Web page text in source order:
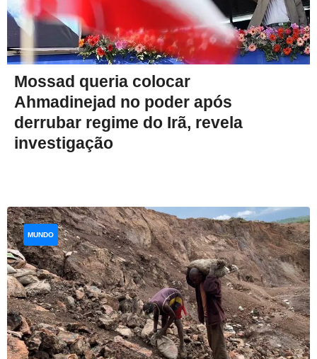
Mossad queria colocar
Ahmadinejad no poder após
derrubar regime do Irã, revela
investigação
MUNDO